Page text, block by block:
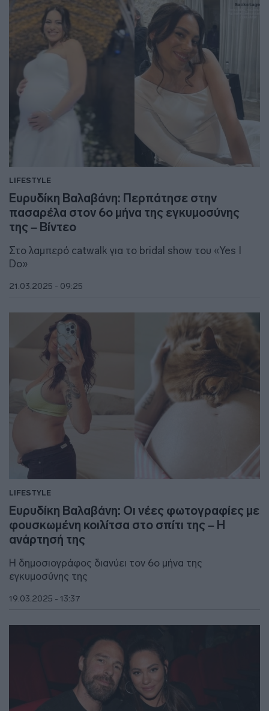
LIFESTYLE
Ευρυδίκη Βαλαβάνη: Περπάτησε στην
πασαρέλα στον 6ο μήνα της εγκυμοσύνης
της – Βίντεο
Στο λαμπερό catwalk για το bridal show του «Yes I
Do»
21.03.2025 - 09:25
LIFESTYLE
Ευρυδίκη Βαλαβάνη: Οι νέες φωτογραφίες με
φουσκωμένη κοιλίτσα στο σπίτι της – Η
ανάρτησή της
Η δημοσιογράφος διανύει τον 6ο μήνα της
εγκυμοσύνης της
19.03.2025 - 13:37